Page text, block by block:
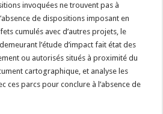
invoquées ne trouvent pas à
de dispositions imposant en
cumulés avec d’autres projets, le
l’étude d’impact fait état des
ou autorisés situés à proximité du
cartographique, et analyse les
ces parcs pour conclure à l’absence de